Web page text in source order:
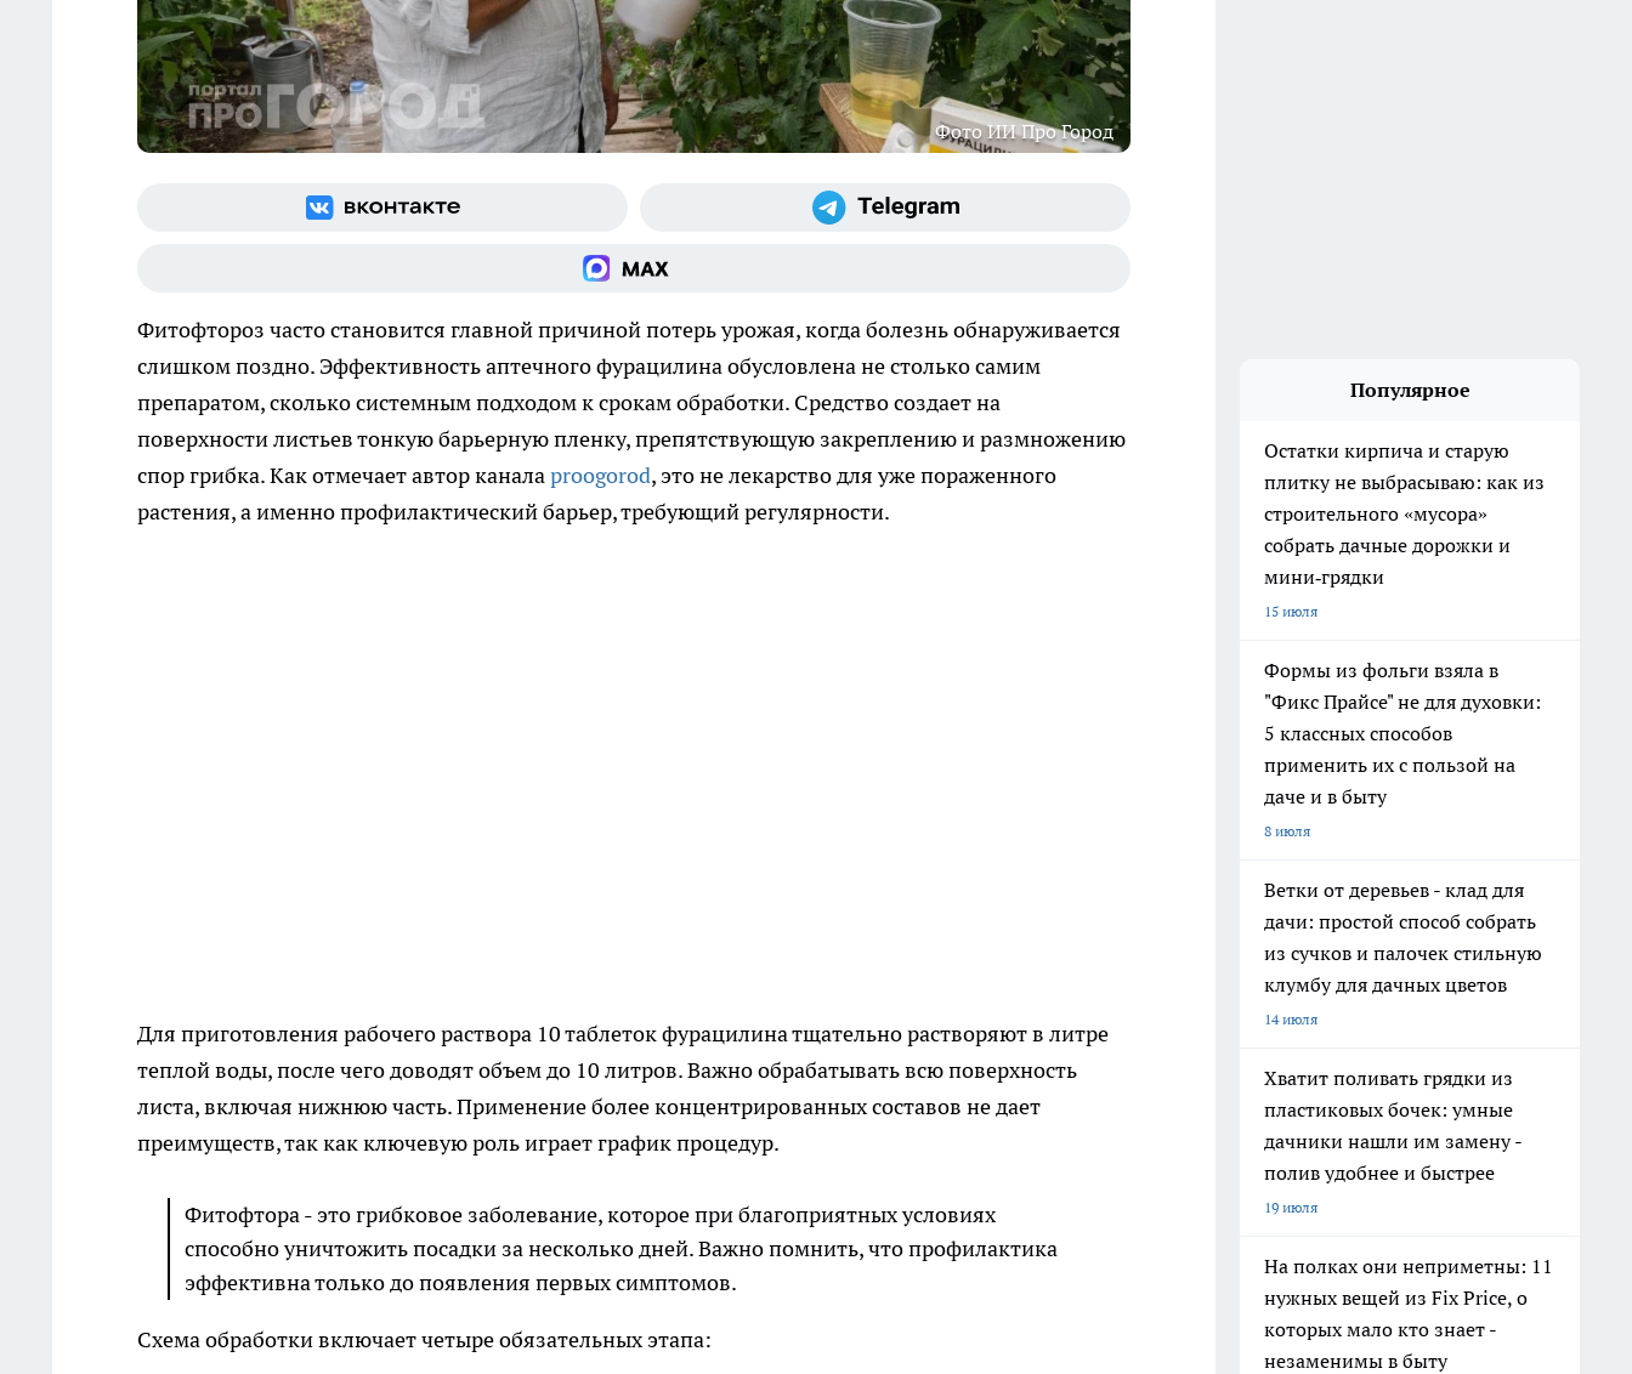
Фото ИИ Про Город
Фитофтороз часто становится главной причиной потерь урожая, когда болезнь обнаруживается
слишком поздно. Эффективность аптечного фурацилина обусловлена не столько самим
препаратом, сколько системным подходом к срокам обработки. Средство создает на
поверхности листьев тонкую барьерную пленку, препятствующую закреплению и размножению
спор грибка. Как отмечает автор каналаproogorod, это не лекарство для уже пораженного
растения, а именно профилактический барьер, требующий регулярности.
Для приготовления рабочего раствора 10 таблеток фурацилина тщательно растворяют в литре
теплой воды, после чего доводят объем до 10 литров. Важно обрабатывать всю поверхность
листа, включая нижнюю часть. Применение более концентрированных составов не дает
преимуществ, так как ключевую роль играет график процедур.
Фитофтора - это грибковое заболевание, которое при благоприятных условиях
способно уничтожить посадки за несколько дней. Важно помнить, что профилактика
эффективна только до появления первых симптомов.
Схема обработки включает четыре обязательных этапа:
Популярное
Остатки кирпича и старую
плитку не выбрасываю: как из
строительного «мусора»
собрать дачные дорожки и
мини‑грядки
15 июля
Формы из фольги взяла в
"Фикс Прайсе" не для духовки:
5 классных способов
применить их с пользой на
даче и в быту
8 июля
Ветки от деревьев - клад для
дачи: простой способ собрать
из сучков и палочек стильную
клумбу для дачных цветов
14 июля
Хватит поливать грядки из
пластиковых бочек: умные
дачники нашли им замену -
полив удобнее и быстрее
19 июля
На полках они неприметны: 11
нужных вещей из Fix Price, о
которых мало кто знает -
незаменимы в быту